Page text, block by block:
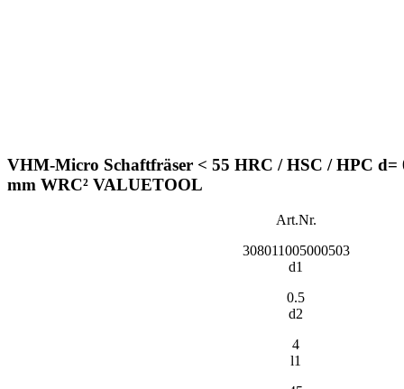
VHM-Micro Schaftfräser < 55 HRC / HSC / HPC d=
mm WRC² VALUETOOL
Art.Nr.
308011005000503
d1
0.5
d2
4
l1